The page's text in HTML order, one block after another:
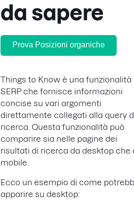
da sapere
Prova Posizioni organiche
Things to Know è una funzionalità
SERP che fornisce informazioni
concise su vari argomenti
direttamente collegati alla query
ricerca. Questa funzionalità può
comparire sia nelle pagine dei
risultati di ricerca da desktop che
mobile.
Ecco un esempio di come
apparire su desktop: